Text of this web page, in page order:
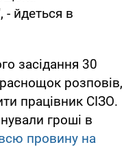
- йдеться в
засідання 30
розповів,
працівник СІЗО.
гроші в
провину на